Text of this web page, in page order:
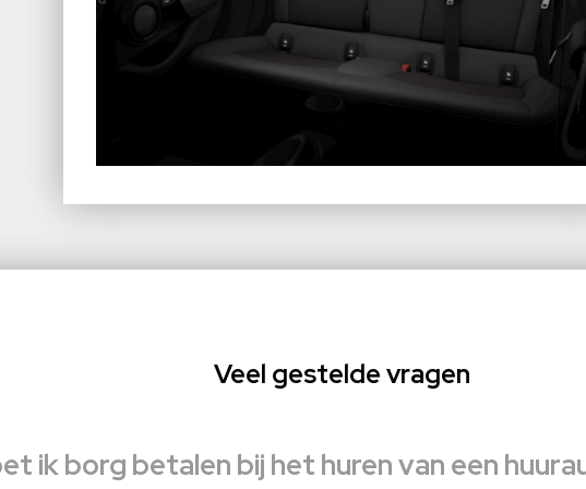
Veel gestelde vragen
ik borg betalen bij het huren van een